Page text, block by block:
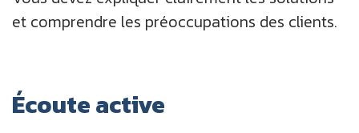
et comprendre les préoccupations des clients.
Écoute active